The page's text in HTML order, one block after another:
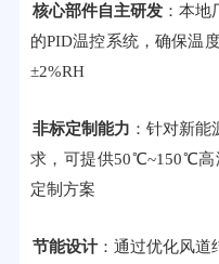
核心部件自主研发：本地
的PID温控系统，确保温
±2%RH
非标定制能力 ：针对新
求，可提供50℃~150℃
定制方案
节能设计：通过优化风道